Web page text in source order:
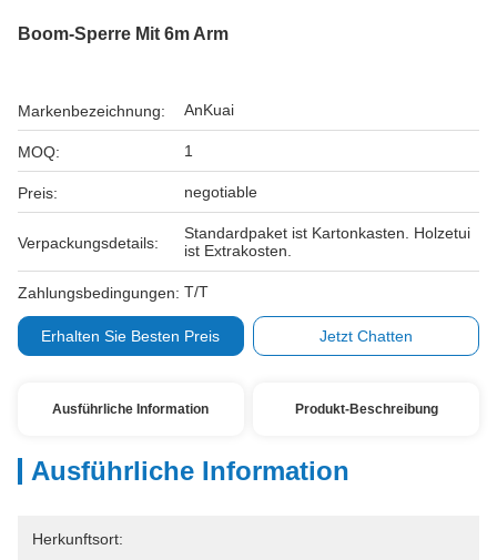
Boom-Sperre Mit 6m Arm
Markenbezeichnung: AnKuai
MOQ: 1
Preis: negotiable
Verpackungsdetails:
Standardpaket ist Kartonkasten. Holzetui
ist Extrakosten.
Zahlungsbedingungen: T/T
Erhalten Sie Besten Preis Jetzt Chatten
Ausführliche Information Produkt-Beschreibung
Ausführliche Information
Herkunftsort: